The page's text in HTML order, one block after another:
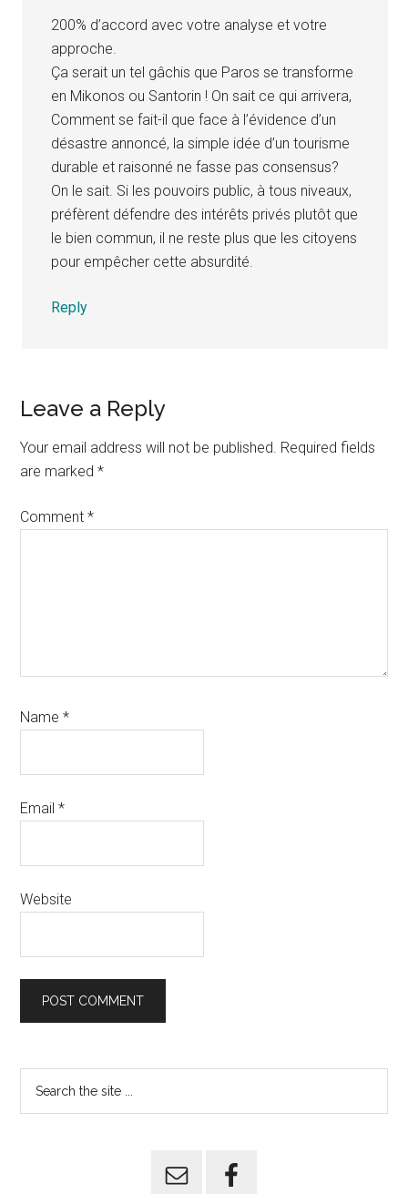
200% d’accord avec votre analyse et votre
approche.
Ça serait un tel gâchis que Paros se transforme
en Mikonos ou Santorin ! On sait ce qui arrivera,
Comment se fait-il que face à l’évidence d’un
désastre annoncé, la simple idée d’un tourisme
durable et raisonné ne fasse pas consensus?
On le sait. Si les pouvoirs public, à tous niveaux,
préfèrent défendre des intérêts privés plutôt que
le bien commun, il ne reste plus que les citoyens
pour empêcher cette absurdité.
Reply
Leave a Reply
Your email address will not be published. Required fields
are marked*
Comment*
Name*
Email*
Website
Primary
Sidebar